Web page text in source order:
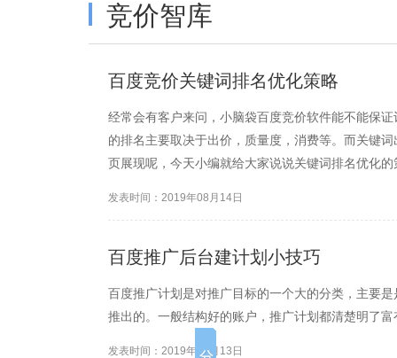
竞价智库
百度竞价关键词排名优化策略
经常会有客户来问，小脑袋百度竞价软件能不能保
的排名主要取决于出价，质量度，消费等。而关键
页展现呢，今天小编就给大家说说关键词排名优化的
发表时间：2019年08月14日
百度推广后台建计划小技巧
百度推广计划是对推广目标的一个大的分类，主要
推出的。一般结构好的账户，推广计划都清楚明了
发表时间：2019年08月13日